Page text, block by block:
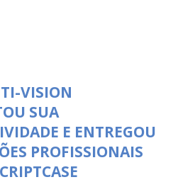
VISION
SUA
E ENTREGOU
PROFISSIONAIS